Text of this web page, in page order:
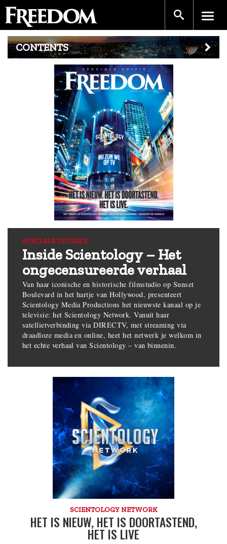
CONTENTS
SPECIALE UITGAVE
Inside Scientology – Het
ongecensureerde verhaal
Van haar iconische en historische filmstudio op Sunset
Boulevard in het hartje van Hollywood, presenteert
Scientology Media Productions het nieuwste kanaal op je
televisie: het Scientology Network. Vanuit haar
satellietverbinding via DIRECTV, met streaming via
draadloze media en online, heet het netwerk je welkom in
het echte verhaal van Scientology – van binnenin.
SCIENTOLOGY NETWORK
HET IS NIEUW, HET IS DOOR­TASTEND,
HET IS LIVE